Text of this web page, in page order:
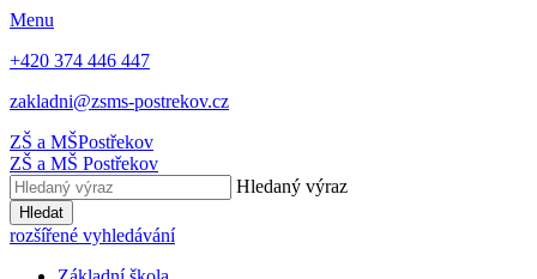
Menu
+420 374 446 447
zakladni@zsms-postrekov.cz
ZŠ a MŠPostřekov
ZŠ a MŠ Postřekov
Hledaný výraz
Hledat
rozšířené vyhledávání